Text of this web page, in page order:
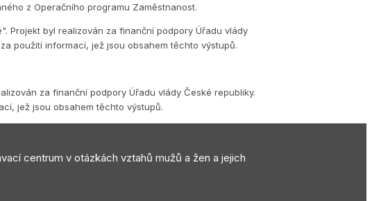
z Operačního programu Zaměstnanost.
Projekt byl realizován za finanční podpory Úřadu vlády
použití informací, jež jsou obsahem těchto výstupů.
za finanční podpory Úřadu vlády České republiky.
jež jsou obsahem těchto výstupů.
centrum v otázkách vztahů mužů a žen a jejich